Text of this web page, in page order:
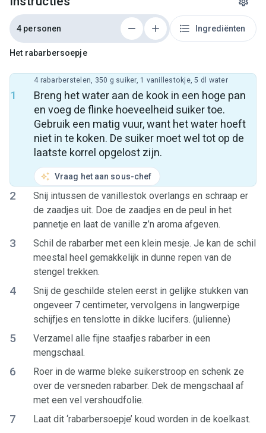
4 personen Ingrediënten
Het rabarbersoepje
1
Breng het water aan de kook in een hoge pan
en voeg de flinke hoeveelheid suiker toe.
Gebruik een matig vuur, want het water hoeft
niet in te koken. De suiker moet wel tot op de
laatste korrel opgelost zijn.
Vraag het aan sous-chef
4 rabarberstelen, 350 g suiker, 1 vanillestokje, 5 dl water
2
Snij intussen de vanillestok overlangs en schraap er
de zaadjes uit. Doe de zaadjes en de peul in het
pannetje en laat de vanille z’n aroma afgeven.
3
Schil de rabarber met een klein mesje. Je kan de schil
meestal heel gemakkelijk in dunne repen van de
stengel trekken.
4
Snij de geschilde stelen eerst in gelijke stukken van
ongeveer 7 centimeter, vervolgens in langwerpige
schijfjes en tenslotte in dikke lucifers. (julienne)
5
Verzamel alle fijne staafjes rabarber in een
mengschaal.
6
Roer in de warme bleke suikerstroop en schenk ze
over de versneden rabarber. Dek de mengschaal af
met een vel vershoudfolie.
7 Laat dit ‘rabarbersoepje’ koud worden in de koelkast.